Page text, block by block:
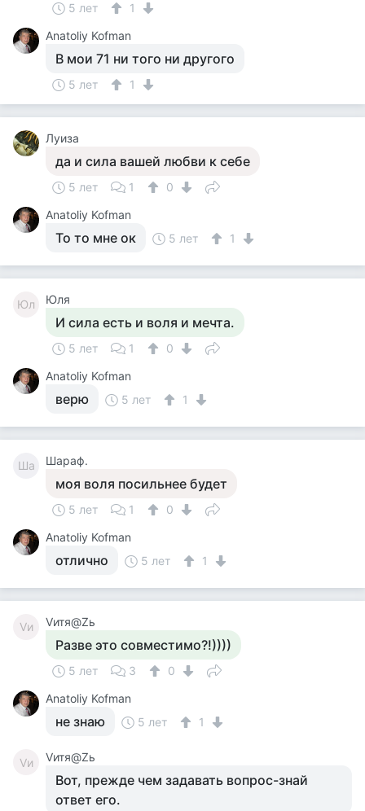
5 лет
1
Anatoliy Kofman
В мои 71 ни того ни другого
5 лет 1
Луиза
да и сила вашей любви к себе
5 лет 1
0
Anatoliy Kofman
То то мне ок 5 лет 1
Юл Юля
И сила есть и воля и мечта.
5 лет 1
0
Anatoliy Kofman
верю 5 лет 1
Ша Шараф.
моя воля посильнее будет
5 лет 1
0
Anatoliy Kofman
отлично 5 лет 1
Vи Vитя@Zь
Разве это совместимо?!))))
5 лет 3
0
Anatoliy Kofman
не знаю 5 лет 1
Vи Vитя@Zь
Вот, прежде чем задавать вопрос-знай
ответ его.